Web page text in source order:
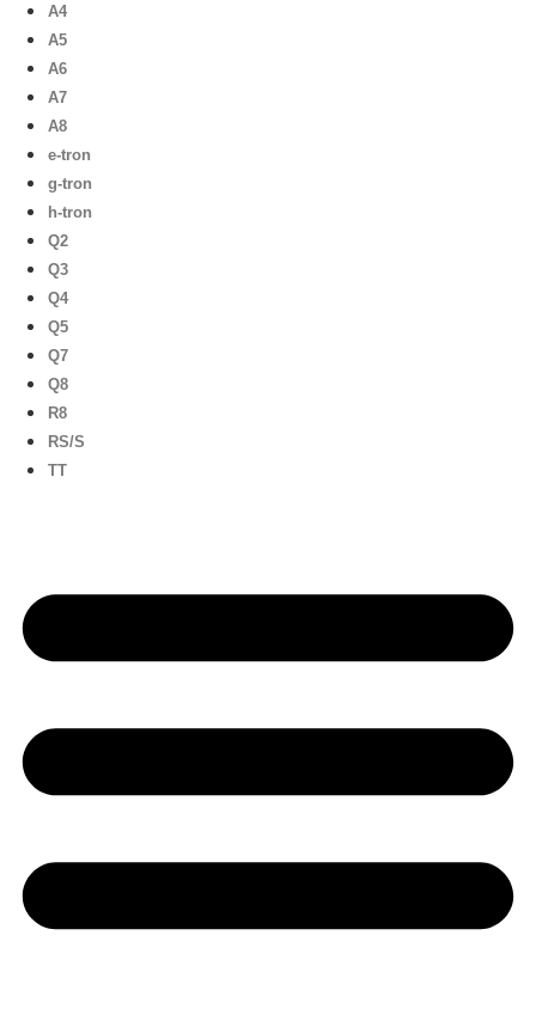
A4
A5
A6
A7
A8
e-tron
g-tron
h-tron
Q2
Q3
Q4
Q5
Q7
Q8
R8
RS/S
TT